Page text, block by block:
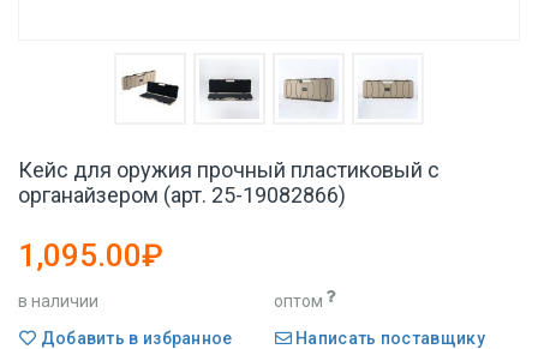
Кейс для оружия прочный пластиковый с
органайзером (арт. 25-19082866)
1,095.00₽
в наличии
оптом
Добавить в избранное
Написать поставщику